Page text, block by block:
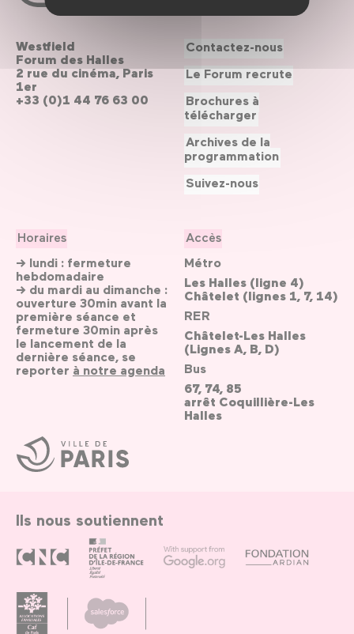
Ville
de
Paris
Westfield
Forum des Halles
2 rue du cinéma, Paris
1er
+33 (0)1 44 76 63 00
Horaires
→ lundi : fermeture
hebdomadaire
→ du mardi au dimanche :
ouverture 30min avant la
première séance et
fermeture 30min après
le lancement de la
dernière séance, se
reporter à notre agenda
Accès
Métro
Les Halles (ligne 4)
Châtelet (lignes 1, 7, 14)
RER
Châtelet-Les Halles
(Lignes A, B, D)
Bus
67, 74, 85
arrêt Coquillière-Les
Halles
Contactez-nous
Le Forum recrute
Brochures à
télécharger
Archives de la
programmation
Suivez-nous
Ils nous soutiennent